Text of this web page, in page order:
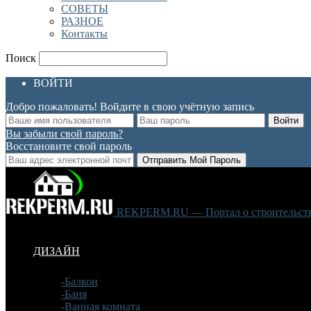
СОВЕТЫ
РАЗНОЕ
Контакты
Поиск
ВОЙТИ
Добро пожаловать! Войдите в свою учётную запись
Вы забыли свой пароль?
Восстановите свой пароль
REKPERM.RU — Портал о
ДИЗАЙН
-Балкон
-Баня
-Ванная комната